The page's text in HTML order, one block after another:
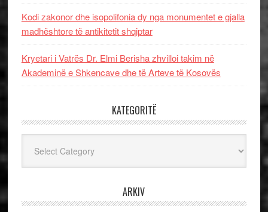
Kodi zakonor dhe isopolifonia dy nga monumentet e gjalla
madhështore të antikitetit shqiptar
Kryetari i Vatrës Dr. Elmi Berisha zhvilloi takim në
Akademinë e Shkencave dhe të Arteve të Kosovës
KATEGORITË
ARKIV